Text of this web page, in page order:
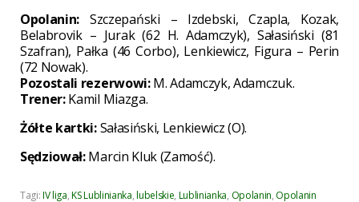
Opolanin: Szczepański – Izdebski, Czapla, Kozak,
Belabrovik – Jurak (62 H. Adamczyk), Sałasiński (81
Szafran), Pałka (46 Corbo), Lenkiewicz, Figura – Perin
(72 Nowak).
Pozostali rezerwowi:M. Adamczyk, Adamczuk.
Trener:Kamil Miazga.
Żółte kartki:Sałasiński, Lenkiewicz (O).
Sędziował:Marcin Kluk (Zamość).
Tagi:IV liga,KS Lublinianka,lubelskie, Lublinianka, Opolanin, Opolanin